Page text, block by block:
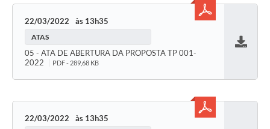
22/03/2022 13h35
ATAS
05 - ATA DE ABERTURA DA PROPOSTA TP 001-
2022
PDF - 289,68 KB
22/03/2022 13h35